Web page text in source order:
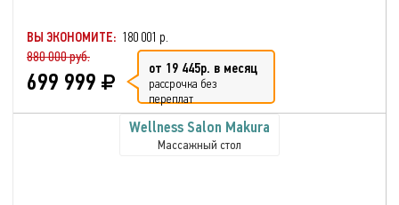
ВЫ ЭКОНОМИТЕ: 180 001 р.
880 000 руб.
699 999 от 19 445р. в месяц
рассрочка без
переплат
Wellness Salon Makura
Массажный стол